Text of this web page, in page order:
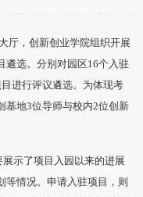
厅，创新创业学院组织开展
遴选。分别对园区16个入驻
进行评议遴选。为体现考
基地3位导师与校内2位创新
示了项目入园以来的进展
等情况。申请入驻项目，则